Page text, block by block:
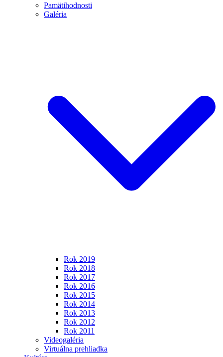
Pamätihodnosti
Galéria
Rok 2019
Rok 2018
Rok 2017
Rok 2016
Rok 2015
Rok 2014
Rok 2013
Rok 2012
Rok 2011
Videogaléria
Virtuálna prehliadka